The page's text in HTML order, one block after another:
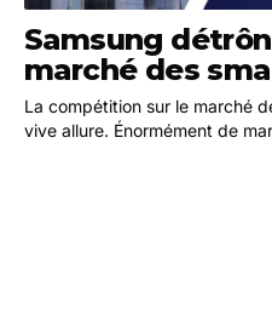
Samsung
marché des
La compétition sur le marché
vive allure. Énormément de